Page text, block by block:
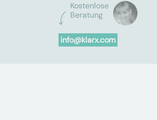
Kostenlose
Beratung
info@klarx.com